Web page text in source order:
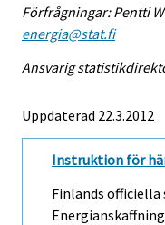
Förfrågningar: Pentti
energia@stat.fi
Ansvarig
Uppdaterad 22.3.2012
Instruktion för
Finlands officiella